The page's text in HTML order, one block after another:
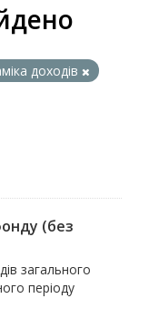
доходів
(без
загального
періоду